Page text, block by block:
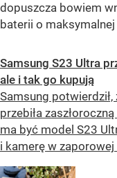
dopuszcza bowiem
baterii o
Samsung S23 Ultra
ale i tak go kupują
Samsung
przebiła
ma być model S23
i kamerę w zaporowej